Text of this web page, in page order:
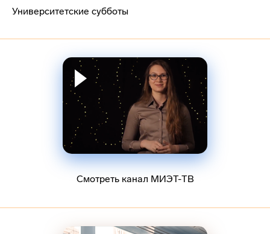
Университетские субботы
Смотреть канал МИЭТ-ТВ